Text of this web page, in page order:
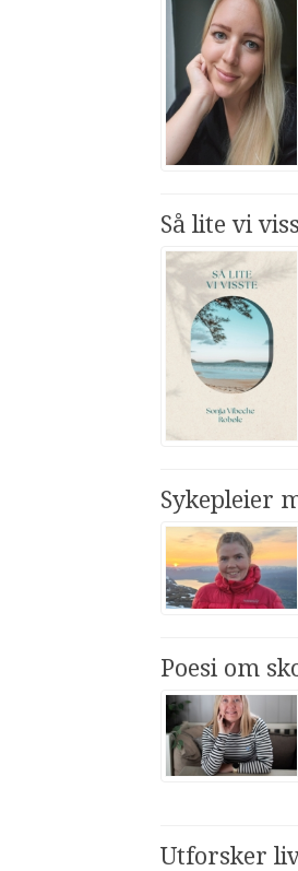
Så lite vi
Sykepleier
Poesi om
Utforsker